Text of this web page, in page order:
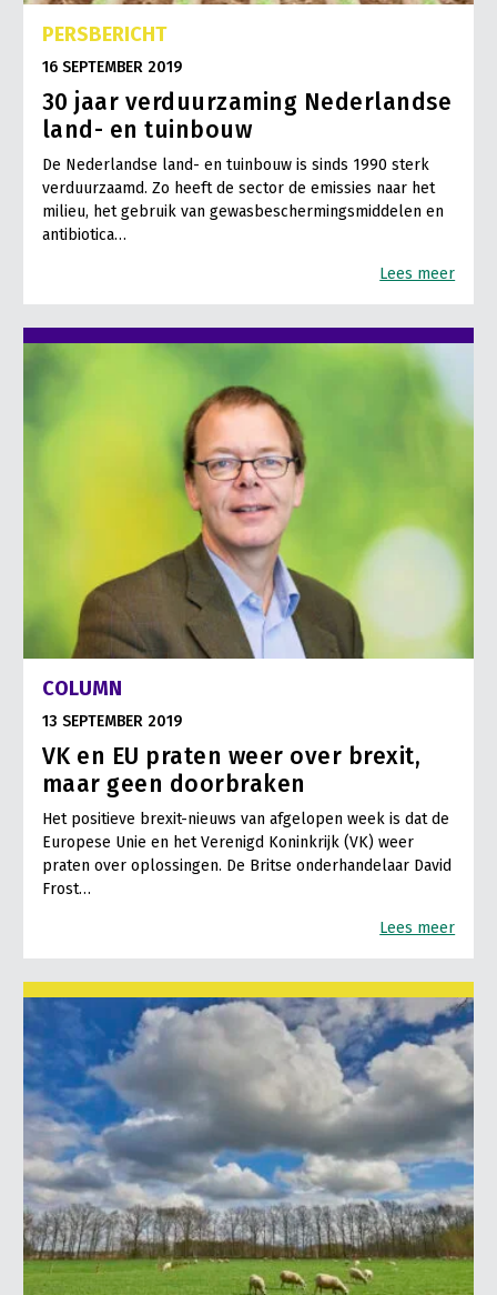
PERSBERICHT
16 SEPTEMBER 2019
30 jaar verduurzaming Nederlandse
land- en tuinbouw
De Nederlandse land- en tuinbouw is sinds 1990 sterk
verduurzaamd. Zo heeft de sector de emissies naar het
milieu, het gebruik van gewasbeschermingsmiddelen en
antibiotica…
Lees meer
COLUMN
13 SEPTEMBER 2019
VK en EU praten weer over brexit,
maar geen doorbraken
Het positieve brexit-nieuws van afgelopen week is dat de
Europese Unie en het Verenigd Koninkrijk (VK) weer
praten over oplossingen. De Britse onderhandelaar David
Frost…
Lees meer